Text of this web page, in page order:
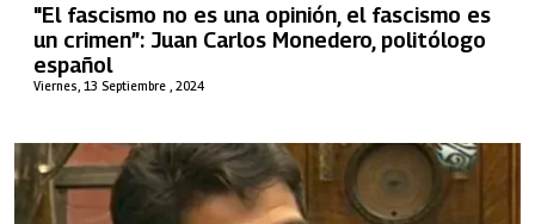
Viernes, 13 Septiembre , 2024
"El fascismo no es una opinión, el fascismo es
un crimen”: Juan Carlos Monedero, politólogo
español